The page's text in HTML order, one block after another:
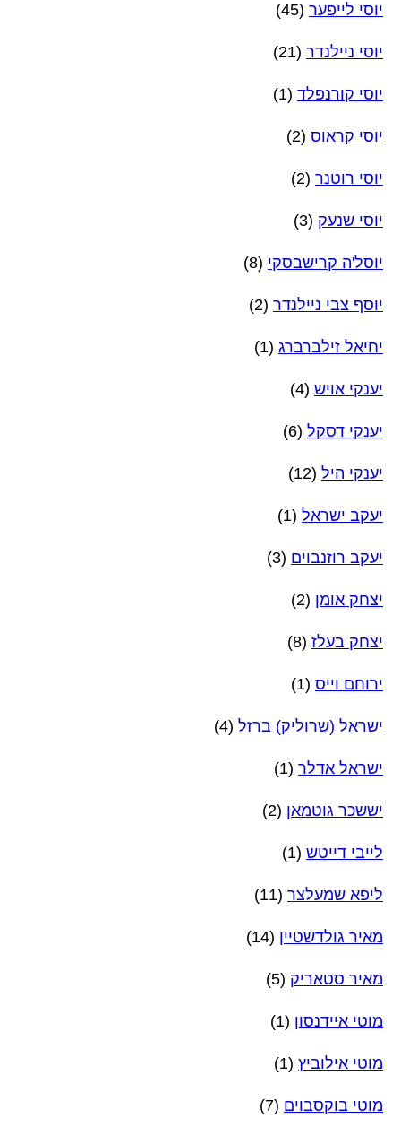
יוסי לייפער (45)
יוסי ניילנדר (21)
יוסי קורנפלד (1)
יוסי קראוס (2)
יוסי רוטנר (2)
יוסי שנעק (3)
יוסל'ה קרישבסקי (8)
יוסף צבי ניילנדר (2)
יחיאל זילברברג (1)
יענקי אויש (4)
יענקי דסקל (6)
יענקי היל (12)
יעקב ישראל (1)
יעקב רוזנבוים (3)
יצחק אומן (2)
יצחק בעלז (8)
ירוחם וייס (1)
ישראל (שרוליק) ברזל (4)
ישראל אדלר (1)
יששכר גוטמאן (2)
לייבי דייטש (1)
ליפא שמעלצר (11)
מאיר גולדשטיין (14)
מאיר סטאריק (5)
מוטי איידנסון (1)
מוטי אילוביץ (1)
מוטי בוקסבוים (7)